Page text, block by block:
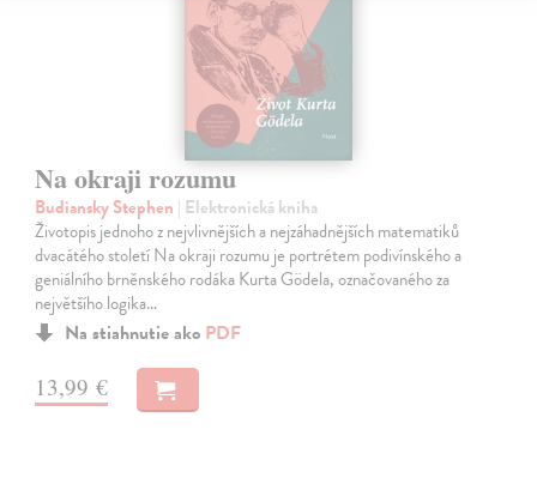
Na okraji rozumu
Budiansky Stephen | Elektronická kniha
Životopis jednoho z nejvlivnějších a nejzáhadnějších matematiků
dvacátého století Na okraji rozumu je portrétem podivínského a
geniálního brněnského rodáka Kurta Gödela, označovaného za
největšího logika…
Na stiahnutie ako PDF
13,99 €